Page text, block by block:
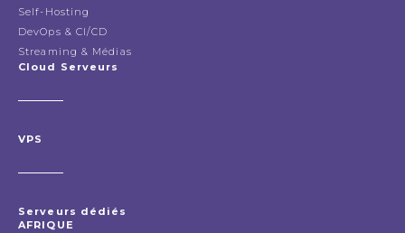
Self-Hosting
DevOps & CI/CD
Streaming & Médias
Cloud Serveurs
VPS
Serveurs dédiés
AFRIQUE